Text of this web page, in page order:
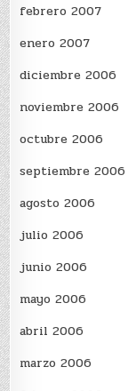
febrero 2007
enero 2007
diciembre 2006
noviembre 2006
octubre 2006
septiembre 2006
agosto 2006
julio 2006
junio 2006
mayo 2006
abril 2006
marzo 2006